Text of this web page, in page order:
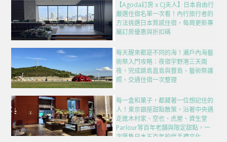
【Agoda訂房 x CJ夫人】日本自由行
嚴選住宿名單一次看！內行旅行者的
方法挑選日本質感住宿，每周更新專
屬訂房優惠與折扣碼
每天醒來都是不同的海！瀨戶內海藝
術祭入門攻略：夜宿宇野港三天兩
夜，完成跳島直島與豐島、藝術祭護
照、交通住宿一次整理
每一盒和菓子，都藏著一位想記住的
人！東京銀座甜點散策，沿著中央通
走進木村家、空也、虎屋、資生堂
Parlour等百年老舖與限定甜點，一
次匯集日本五百年的伴手禮文化